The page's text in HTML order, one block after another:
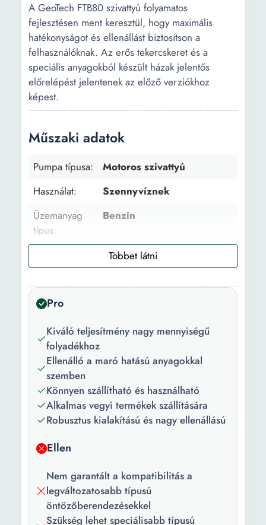
A GeoTech FTB80 szivattyú folyamatos
fejlesztésen ment keresztül, hogy maximális
hatékonyságot és ellenállást biztosítson a
felhasználóknak. Az erős tekercskeret és a
speciális anyagokból készült házak jelentős
előrelépést jelentenek az előző verziókhoz
képest.
Műszaki adatok
Pumpa típusa:
Motoros szivattyú
Használat:
Szennyvíznek
Üzemanyag
típus:
Benzin
Termikus
Szívómélység:
Pro
Kiváló teljesítmény nagy mennyiségű
folyadékhoz
Ellenálló a maró hatású anyagokkal
szemben
Könnyen szállítható és használható
Alkalmas vegyi termékek szállítására
Robusztus kialakítású és nagy ellenállású
Ellen
Nem garantált a kompatibilitás a
legváltozatosabb típusú
öntözőberendezésekkel
Szükség lehet speciálisabb típusú